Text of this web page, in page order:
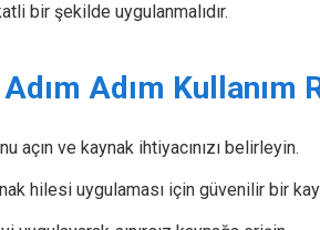
bir şekilde uygulanmalıdır.
Adım Kullanım
açın ve kaynak ihtiyacınızı belirleyin.
hilesi uygulaması için güvenilir bir